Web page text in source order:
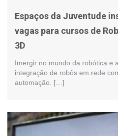
Espaços da Juventude
vagas para cursos de
3D
Imergir no mundo da robótica e
integração de robôs em rede
automação. […]